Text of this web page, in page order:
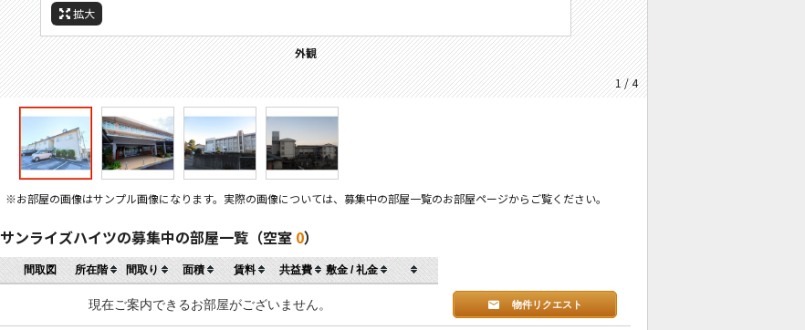
拡大
外観
1 / 4
拡大
周辺施設：役所
拡大
周辺施設：高校・高専
拡大
周辺施設：中学校
※お部屋の画像はサンプル画像になります。実際の画像については、募集中の部屋一覧のお部屋ページからご覧ください。
サンライズハイツの募集中の部屋一覧（空室 0）
間取図 所在階 間取り 面積 賃料 共益費 敷金 / 礼金
現在ご案内できるお部屋がございません。 物件リクエスト